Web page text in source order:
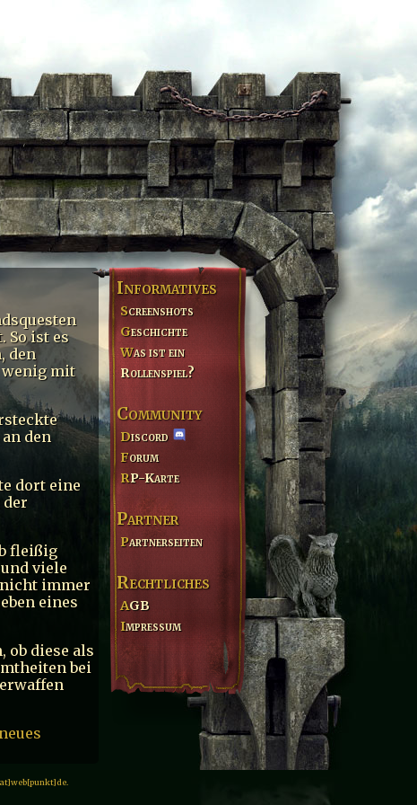
So ist es
den
wenig mit
den
dort eine
der
fleißig
viele
nicht immer
eines
ob diese als
bei
Informatives
Screenshots
Geschichte
Was ist ein
Rollenspiel?
Community
Discord
Forum
RP-Karte
Partner
Partnerseiten
Rechtliches
AGB
Impressum